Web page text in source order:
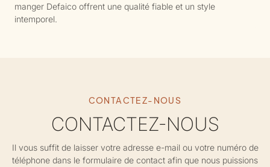
manger Defaico offrent une qualité fiable et un style
intemporel.
CONTACTEZ-NOUS
CONTACTEZ-NOUS
Il vous suffit de laisser votre adresse e-mail ou votre numéro de
téléphone dans le formulaire de contact afin que nous puissions